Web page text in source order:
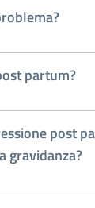
partum?
post
gravidanza?